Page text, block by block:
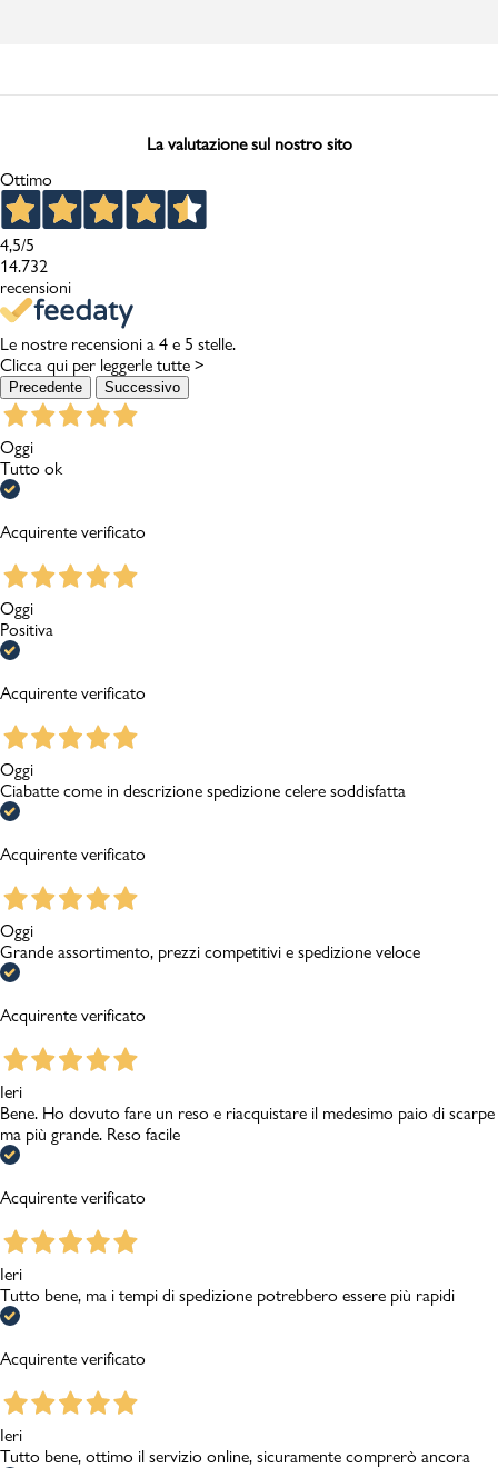
La valutazione sul nostro sito
Ottimo
4,5/5
14.732
recensioni
Le nostre recensioni a 4 e 5 stelle.
Clicca qui per leggerle tutte >
Precedente Successivo
Oggi
Tutto ok
Acquirente verificato
Oggi
Positiva
Acquirente verificato
Oggi
Ciabatte come in descrizione spedizione celere soddisfatta
Acquirente verificato
Oggi
Grande assortimento, prezzi competitivi e spedizione veloce
Acquirente verificato
Ieri
Bene. Ho dovuto fare un reso e riacquistare il medesimo paio di scarpe
ma più grande. Reso facile
Acquirente verificato
Ieri
Tutto bene, ma i tempi di spedizione potrebbero essere più rapidi
Acquirente verificato
Ieri
Tutto bene, ottimo il servizio online, sicuramente comprerò ancora